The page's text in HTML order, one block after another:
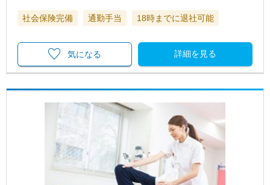
社会保険完備 通勤手当 18時までに退社可能
詳細を見る
気になる